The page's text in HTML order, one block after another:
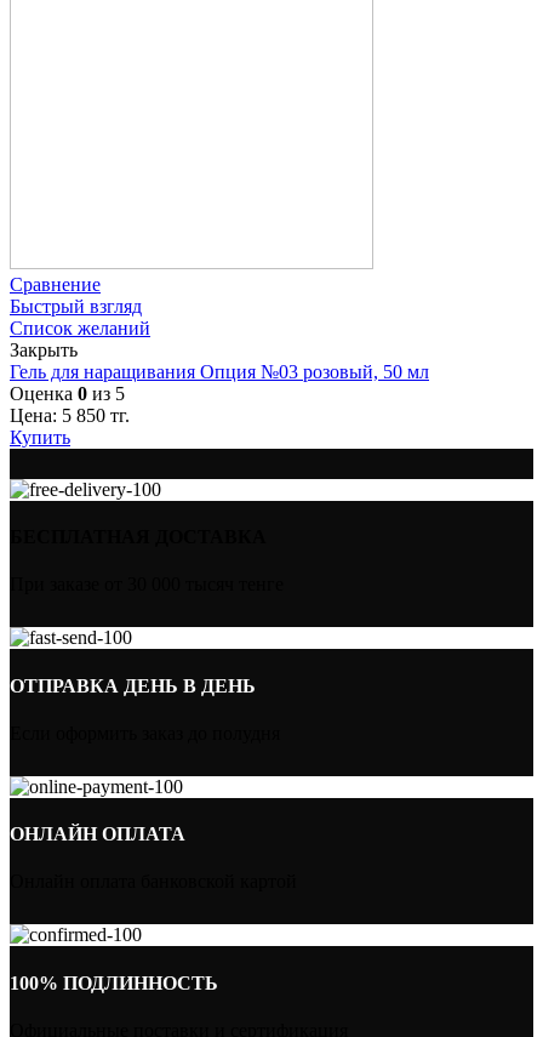
Сравнение
Быстрый взгляд
Список желаний
Закрыть
Гель для наращивания Опция №03 розовый, 50 мл
Оценка 0 из 5
Цена: 5 850 тг.
Купить
ОТПРАВКА ДЕНЬ В ДЕНЬ
ОНЛАЙН ОПЛАТА
100% ПОДЛИННОСТЬ